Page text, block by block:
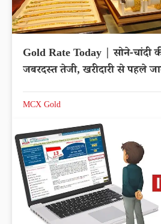
Gold Rate Today | सोने-चांदी
जबरदस्त तेजी, खरीदारी से पहले
MCX Gold